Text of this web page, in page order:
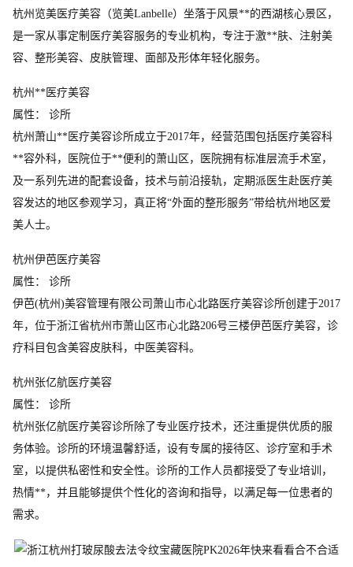
杭州览美医疗美容（览美Lanbelle）坐落于风景**的西湖核心景区，
是一家从事定制医疗美容服务的专业机构，专注于激**肤、注射美
容、整形美容、皮肤管理、面部及形体年轻化服务。
杭州**医疗美容
属性： 诊所
杭州萧山**医疗美容诊所成立于2017年，经营范围包括医疗美容科
**容外科，医院位于**便利的萧山区，医院拥有标准层流手术室，
及一系列先进的配套设备，技术与前沿接轨，定期派医生赴医疗美
容发达的地区参观学习，真正将“外面的整形服务”带给杭州地区爱
美人士。
杭州伊芭医疗美容
属性： 诊所
伊芭(杭州)美容管理有限公司萧山市心北路医疗美容诊所创建于2017
年，位于浙江省杭州市萧山区市心北路206号三楼伊芭医疗美容，诊
疗科目包含美容皮肤科，中医美容科。
杭州张亿航医疗美容
属性： 诊所
杭州张亿航医疗美容诊所除了专业医疗技术，还注重提供优质的服
务体验。诊所的环境温馨舒适，设有专属的接待区、诊疗室和手术
室，以提供私密性和安全性。诊所的工作人员都接受了专业培训，
热情**，并且能够提供个性化的咨询和指导，以满足每一位患者的
需求。